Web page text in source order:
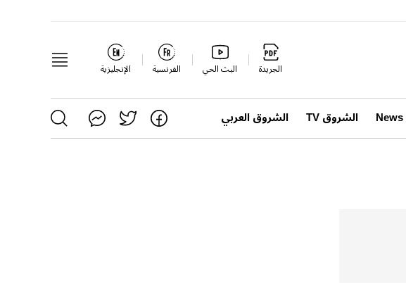
الجريدة البث الحي الفرنسية الإنجليزية
الشروق TV الشروق العربي